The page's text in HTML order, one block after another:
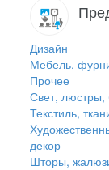
Дизайн
Мебель,
Прочее
Свет, люстры,
Текстиль,
декор
Шторы,